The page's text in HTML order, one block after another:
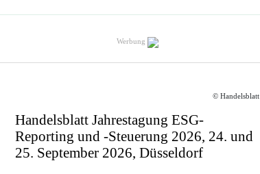
Werbung
© Handelsblatt
Handelsblatt Jahrestagung ESG-
Reporting und -Steuerung 2026, 24. und
25. September 2026, Düsseldorf